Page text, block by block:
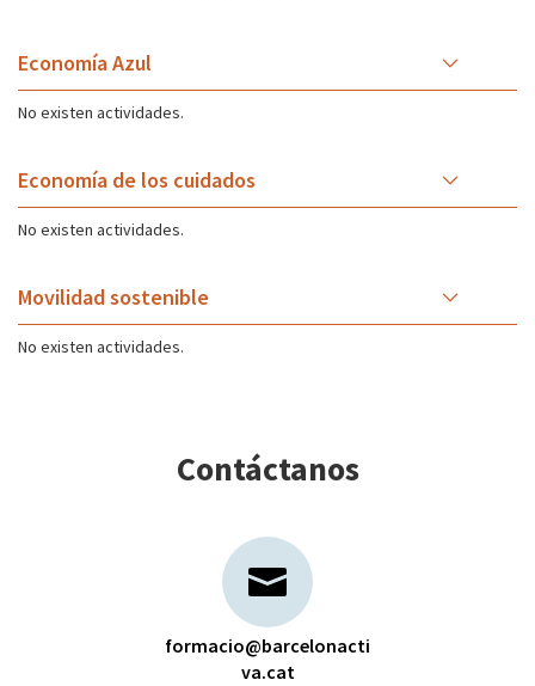
Economía Azul
No existen actividades.
Economía de los cuidados
No existen actividades.
Movilidad sostenible
No existen actividades.
Contáctanos
formacio@barcelonacti
va.cat